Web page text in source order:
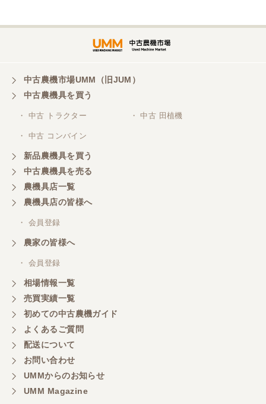
株式会社トミタモータース
中古農機市場UMM（旧JUM）
中古農機具を買う
・ 中古 トラクター ・ 中古 田植機
・ 中古 コンバイン
新品農機具を買う
中古農機具を売る
農機具店一覧
農機具店の皆様へ
・ 会員登録
農家の皆様へ
・ 会員登録
相場情報一覧
売買実績一覧
初めての中古農機ガイド
よくあるご質問
配送について
お問い合わせ
UMMからのお知らせ
UMM Magazine